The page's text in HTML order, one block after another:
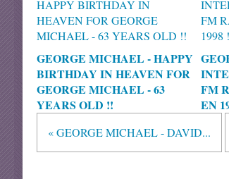
GEORGE MICHAEL - HAPPY
BIRTHDAY IN HEAVEN FOR
GEORGE MICHAEL - 63
YEARS OLD !!
FM
EN
« GEORGE MICHAEL - DAVID...